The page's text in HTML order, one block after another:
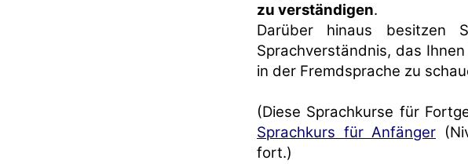
zu verständigen.
Darüber hinaus besitzen
Sprachverständnis, das
in der Fremdsprache zu
(Diese Sprachkurse für
Sprachkurs für Anfänger
fort.)